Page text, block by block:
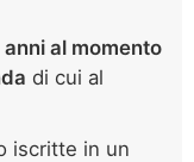
al momento
di cui al
iscritte in un